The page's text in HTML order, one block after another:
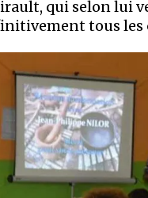
qui selon lui
tous les